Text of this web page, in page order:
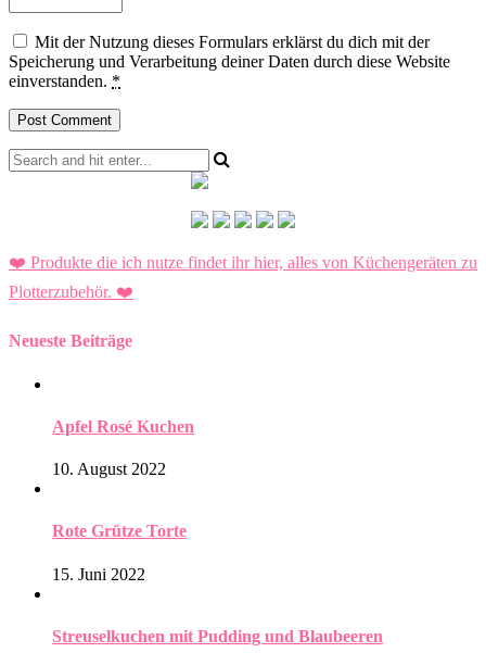
Mit der Nutzung dieses Formulars erklärst du dich mit der
Speicherung und Verarbeitung deiner Daten durch diese Website
einverstanden. *
❤️ Produkte die ich nutze findet ihr hier, alles von Küchengeräten zu
Plotterzubehör. ❤️
Neueste Beiträge
Apfel Rosé Kuchen
10. August 2022
Rote Grütze Torte
15. Juni 2022
Streuselkuchen mit Pudding und Blaubeeren